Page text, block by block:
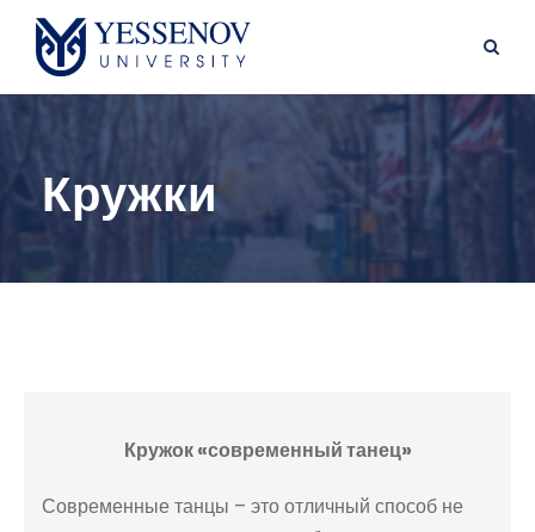
Кружки
Кружок «современный танец»
Современные танцы – это отличный способ не